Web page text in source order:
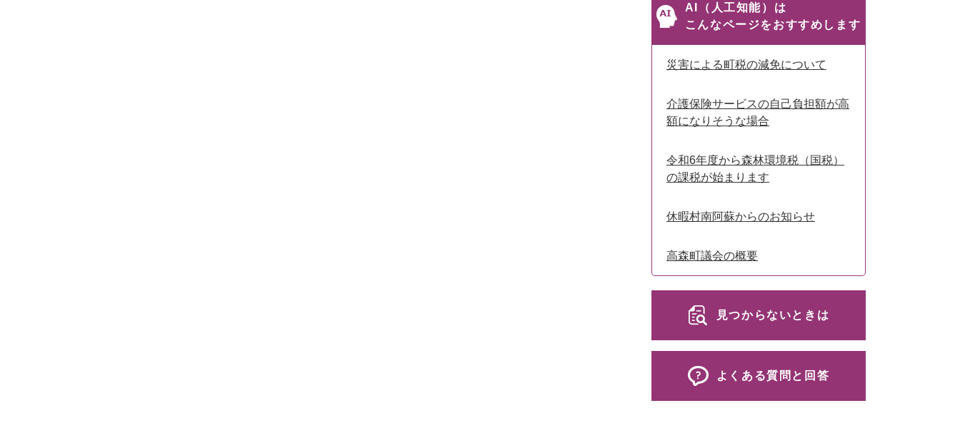
AI（人工知能）は
こんなページをおすすめします
災害による町税の減免について
介護保険サービスの自己負担額が高
額になりそうな場合
令和6年度から森林環境税（国税）
の課税が始まります
休暇村南阿蘇からのお知らせ
高森町議会の概要
見つからないときは
よくある質問と回答